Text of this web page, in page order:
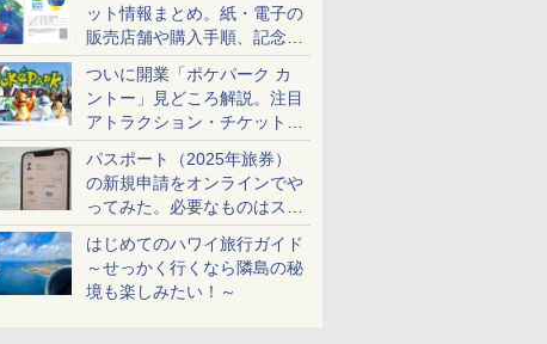
ット情報まとめ。紙・電子の
販売店舗や購入手順、記念チ
ケットも解説
ついに開業「ポケパーク カ
ントー」見どころ解説。注目
アトラクション・チケット手
配・来場前に必要な準備は？
パスポート（2025年旅券）
の新規申請をオンラインでや
ってみた。必要なものはスマ
ホとマイナカードのみ
はじめてのハワイ旅行ガイド
～せっかく行くなら隣島の秘
境も楽しみたい！～